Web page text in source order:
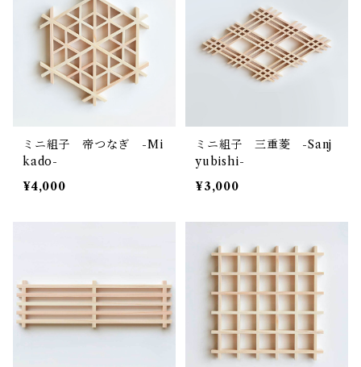
ミニ組子 帝つなぎ -Mi
kado-
¥4,000
ミニ組子 三重菱 -Sanj
yubishi-
¥3,000